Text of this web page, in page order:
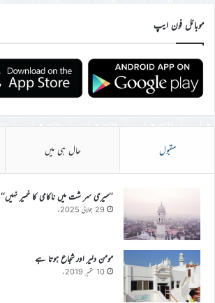
موبائل فون ایپ
مقبول حال ہی میں
’’میری سر شت میں ناکامی کا خمیر نہیں‘‘
29 جولائی 2025ء
مومن دلیر اور شجاع ہوتا ہے
10 ستمبر 2019ء